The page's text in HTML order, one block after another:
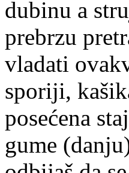
dubinu a
prebrzu
vladati
sporiji,
posećena
gume